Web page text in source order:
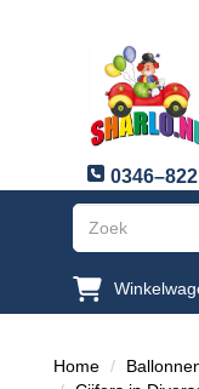
Home